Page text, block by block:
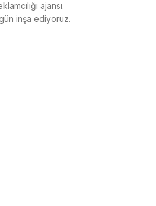
ajansı.
inşa ediyoruz.